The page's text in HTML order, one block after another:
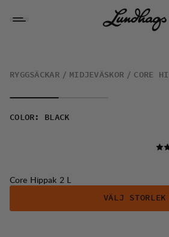
RYGGSÄCKAR MIDJEVÄSKOR CORE
COLOR : BLACK
Core Hippak 2 L
VÄLJ STORLEK